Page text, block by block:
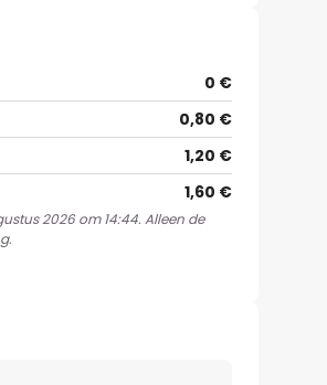
0 €
0,80 €
1,20 €
1,60 €
2026 om 14:44. Alleen de